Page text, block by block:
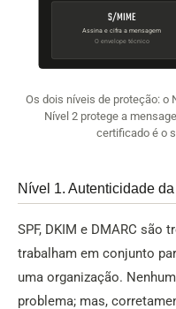
S/MIME
Assina e cifra a mensagem
O envelope técnico
Os dois níveis de proteção: o
Nível 2 protege a
certificado é o
Nível 1. Autenticidade
SPF, DKIM e DMARC
trabalham em conjunto
uma organização.
problema; mas,